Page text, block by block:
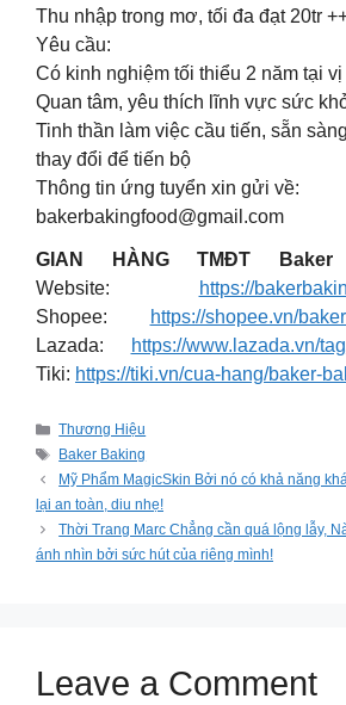
Thu nhập trong mơ, tối đa đạt 20tr
Yêu cầu:
Có kinh nghiệm tối thiểu 2 năm tại
Quan tâm, yêu thích lĩnh vực sức
Tinh thần làm việc cầu tiến, sẵn
thay đổi để tiến bộ
Thông tin ứng tuyển xin gửi về:
bakerbakingfood@gmail.com
GIAN HÀNG TMĐT
Website:
https://
Shopee:
https://shopee.vn/
Lazada:
https://www.lazada.vn/
Tiki: https://tiki.vn/cua-hang/baker-
Categories
Thương Hiệu
Tags
Baker Baking
Mỹ Phẩm MagicSkin Bởi nó có khả năng
lại an toàn, diu nhẹ!
Thời Trang Marc Chẳng cần quá lộng lẫy,
ánh nhìn bởi sức hút của riêng mình!
Leave a Comment